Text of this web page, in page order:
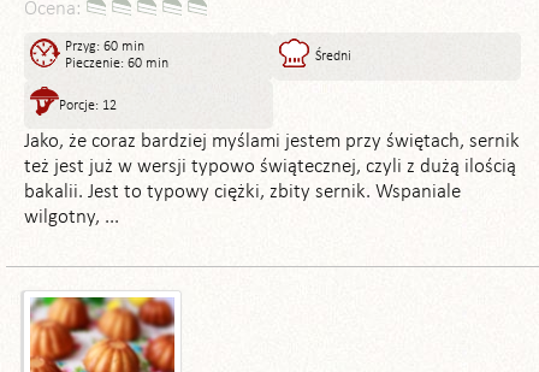
Ocena:
Przyg: 60 min
Pieczenie: 60 min
Średni
Porcje: 12
Jako, że coraz bardziej myślami jestem przy świętach, sernik
też jest już w wersji typowo świątecznej, czyli z dużą ilością
bakalii. Jest to typowy ciężki, zbity sernik. Wspaniale
wilgotny, ...